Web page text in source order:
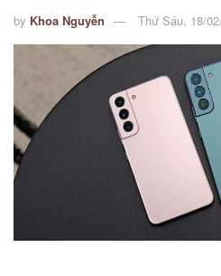
by Khoa Nguyễn Thứ Sáu, 18/